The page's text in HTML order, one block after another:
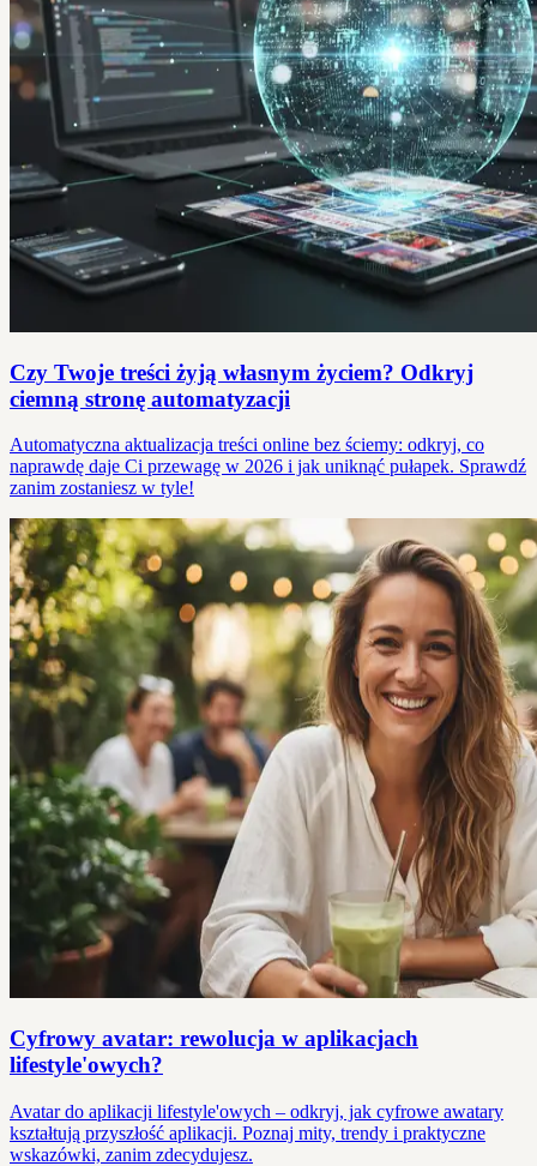
Czy Twoje treści żyją własnym życiem? Odkryj
ciemną stronę automatyzacji
Automatyczna aktualizacja treści online bez ściemy: odkryj, co
naprawdę daje Ci przewagę w 2026 i jak uniknąć pułapek. Sprawdź
zanim zostaniesz w tyle!
Cyfrowy avatar: rewolucja w aplikacjach
lifestyle'owych?
Avatar do aplikacji lifestyle'owych – odkryj, jak cyfrowe awatary
kształtują przyszłość aplikacji. Poznaj mity, trendy i praktyczne
wskazówki, zanim zdecydujesz.